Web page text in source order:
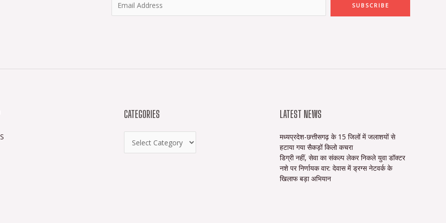
SUBSCRIBE
CATEGORIES LATEST NEWS
मध्यप्रदेश-छत्तीसगढ़ के 15 जिलों में जलाशयों से
हटाया गया सैकड़ों किलो कचरा
डिग्री नहीं, सेवा का संकल्प लेकर निकले युवा डॉक्टर
नशे पर निर्णायक वार: देवास में ड्रग्स नेटवर्क के
खिलाफ बड़ा अभियान